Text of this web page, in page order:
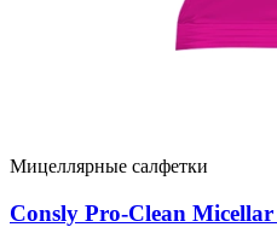
Мицеллярные салфетки
Consly Pro-Clean